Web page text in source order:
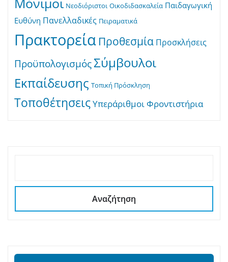
Νεοδιόριστοι Οικοδιδασκαλεία Παιδαγωγική
Ευθύνη Πανελλαδικές Πειραματικά
Πρακτορεία Προθεσμία Προσκλήσεις
ΠροϋπολογισμόςΣύμβουλοι
Εκπαίδευσης Τοπική Πρόσκληση
ΤοποθέτησειςΥπεράριθμοι Φροντιστήρια
Αναζήτηση